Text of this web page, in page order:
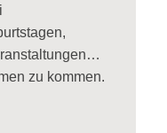
zu kommen.